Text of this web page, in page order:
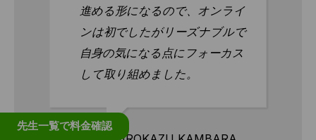
ので、オンライ
リーズナブルで
にフォーカス
まえみやび
先生一覧で料金確認